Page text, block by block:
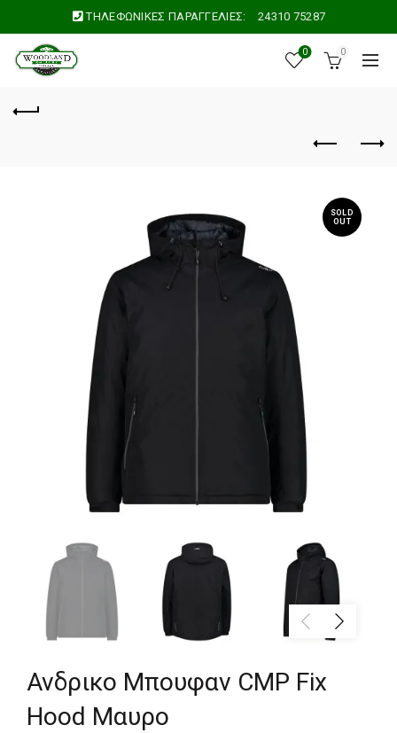
ΤΗΛΕΦΩΝΙΚΕΣ ΠΑΡΑΓΓΕΛΙΕΣ: 24310 75287
0 0
SOLD
OUT
Ανδρικο Μπουφαν CMP Fix
Hood Μαυρο